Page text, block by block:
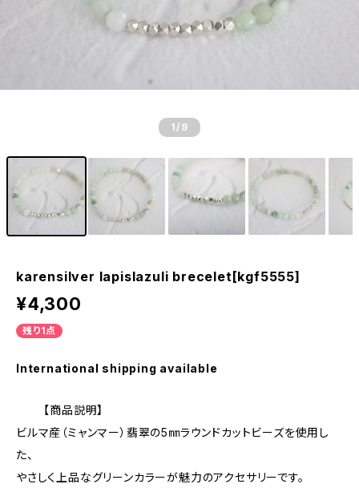
1 /9
karensilver lapislazuli brecelet[kgf5555]
¥4,300
残り1点
International shipping available
【商品説明】
ビルマ産（ミャンマー）翡翠の5㎜ラウンドカットビーズを使用し
た、
やさしく上品なグリーンカラーが魅力のアクセサリーです。